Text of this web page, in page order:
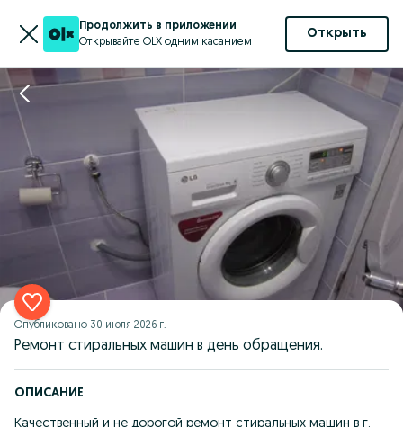
Продолжить в приложении
Открывайте OLX одним касанием
Открыть
Опубликовано 30 июля 2026 г.
Ремонт стиральных машин в день обращения.
ОПИСАНИЕ
Качественный и не дорогой ремонт стиральных машин в г.